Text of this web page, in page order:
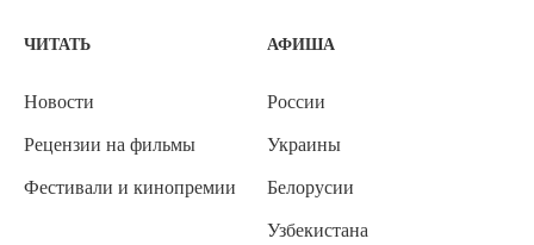
ЧИТАТЬ
Новости
Рецензии на фильмы
Фестивали и кинопремии
АФИША
России
Украины
Белорусии
Узбекистана